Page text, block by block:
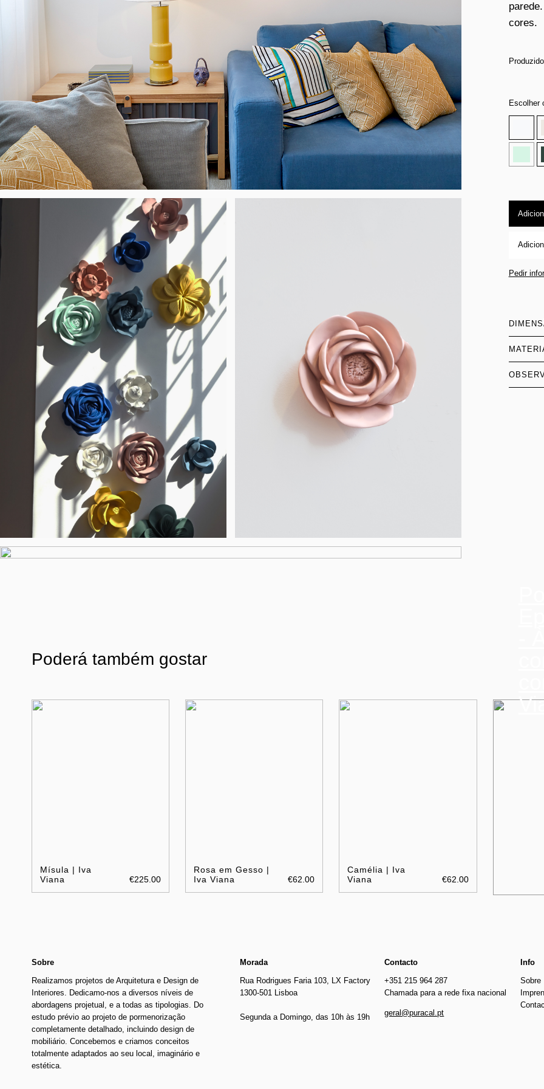
cores.
Escolher
Pedir
Poderá também gostar
Mísula | Iva
Viana
€225.00
Rosa em Gesso |
Iva Viana
€62.00
Camélia | Iva
Viana
€62.00
Sobre
Realizamos projetos de Arquitetura e Design de
Interiores. Dedicamo-nos a diversos níveis de
abordagens projetual, e a todas as tipologias. Do
estudo prévio ao projeto de pormenorização
completamente detalhado, incluindo design de
mobiliário. Concebemos e criamos conceitos
totalmente adaptados ao seu local, imaginário e
estética.
Morada
Rua Rodrigues Faria 103, LX Factory
1300-501 Lisboa
Segunda a Domingo, das 10h às 19h
Contacto
+351 215 964 287
Chamada para a rede fixa nacional
geral@puracal.pt
Info
Sobre